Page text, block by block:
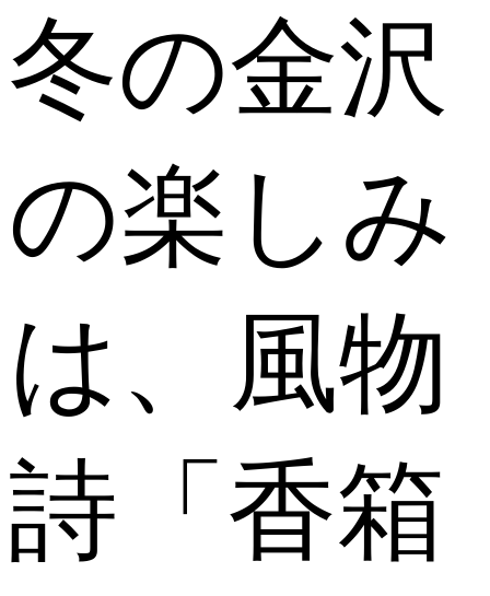
冬の金沢
の楽しみ
は、風物
詩「香箱